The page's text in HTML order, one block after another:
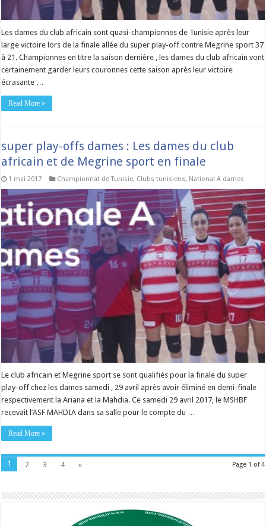
Les dames du club africain sont quasi-championnes de Tunisie après leur
large victoire lors de la finale allée du super play-off contre Megrine sport 37
à 21. Championnes en titre la saison dernière , les dames du club africain vont
certainement garder leurs couronnes cette saison après leur victoire
écrasante …
Read More »
super play-offs dames : Les dames du club
africain et de Megrine sport en finale
1 mai 2017 Championnat de Tunisie, Clubs tunisiens, National A dames
Le club africain et Megrine sport se sont qualifiés pour la finale du super
play-off chez les dames samedi , 29 avril après avoir éliminé en demi-finale
respectivement la Ariana et la Mahdia. Ce samedi 29 avril 2017, le MSHBF
recevait l’ASF MAHDIA dans sa salle pour le compte du …
Read More »
Page 1 of 4
1 2 3 4 »